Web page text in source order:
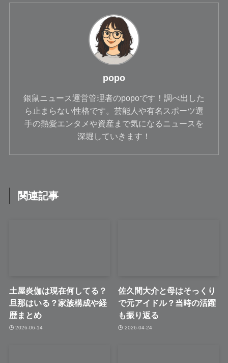
popo
銀鼠ニュース運営管理者のpopoです！調べ出した
ら止まらない性格です。芸能人や有名スポーツ選
手の熱愛エンタメや資産まで気になるニュースを
深堀していきます！
関連記事
土屋炎伽は現在何してる？
旦那はいる？家族構成や経
歴まとめ
2026-06-14
佐久間大介と母はそっくり
で元アイドル？当時の活躍
も振り返る
2026-04-24